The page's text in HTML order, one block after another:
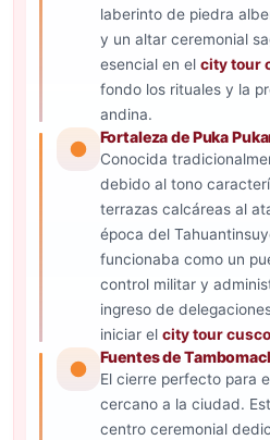
laberinto de piedra
y un altar ceremonial
esencial en el city tour
fondo los rituales y la
andina.
Fortaleza de Puka
Conocida
debido al tono
terrazas calcáreas al
época del
funcionaba como un
control militar y
ingreso de
iniciar el city tour cusco
Fuentes de
El cierre perfecto para
cercano a la ciudad.
centro ceremonial